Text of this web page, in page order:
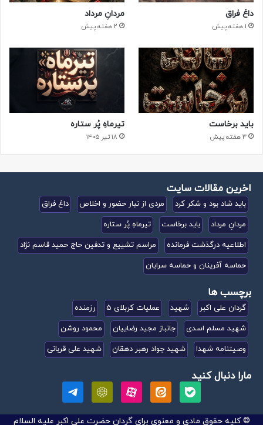
داغ فراق
1 هفته پیش
مردانِ مرداد
2 هفته پیش
باید برخاست
3 هفته پیش
تیرماهِ پُر ستاره
۱۸ تیر ۱۴۰۵
اخرین مقالات سایت
باید شاد بود و شکر کرد مردی از تبار حضور و اخلاص
داغ فراق
مردانِ مرداد
باید برخاست
تیرماهِ پُر ستاره
اطلاعیه درگذشت فرمانده
مراسم تشییع و تدفین حاج حمید قاسم نژاد
حماسه آفرینان و حماسه سرایان
برچسب ها
گردان علی اکبر شهید عملیات کربلای 5
رزمنده
شهید مسلم اسدی
جانباز مجید رضاییان
محمود روشن
وصیتنامه شهدا
شهید جواد رهبر دهقان شهید علی قربانی
مارا دنبال کنید
© کلیه حقوق مادی و معنوی برای گردان حضرت علی اکبر علیه السلام